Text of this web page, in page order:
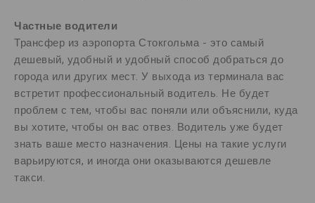
Частные водители
Трансфер из аэропорта Стокгольма - это самый
дешевый, удобный и удобный способ добраться до
города или других мест. У выхода из терминала вас
встретит профессиональный водитель. Не будет
проблем с тем, чтобы вас поняли или объяснили, куда
вы хотите, чтобы он вас отвез. Водитель уже будет
знать ваше место назначения. Цены на такие услуги
варьируются, и иногда они оказываются дешевле
такси.